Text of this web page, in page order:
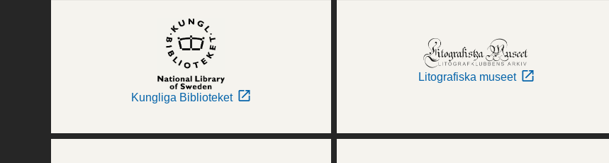
Kungliga Biblioteket
Litografiska museet